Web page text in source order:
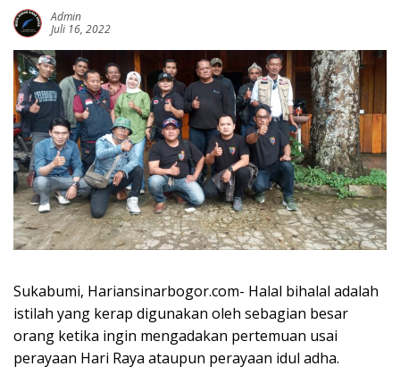
Admin
Juli 16, 2022
Sukabumi, Hariansinarbogor.com- Halal bihalal adalah
istilah yang kerap digunakan oleh sebagian besar
orang ketika ingin mengadakan pertemuan usai
perayaan Hari Raya ataupun perayaan idul adha.